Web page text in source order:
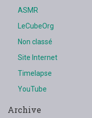
ASMR
LeCubeOrg
Non classé
Site Internet
Timelapse
YouTube
Archive